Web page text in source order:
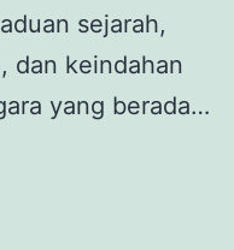
sejarah,
dan keindahan
yang berada…